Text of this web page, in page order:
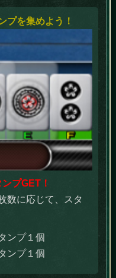
プを集めよう！
プGET！
数に応じて、スタ
ンプ１個
ンプ１個